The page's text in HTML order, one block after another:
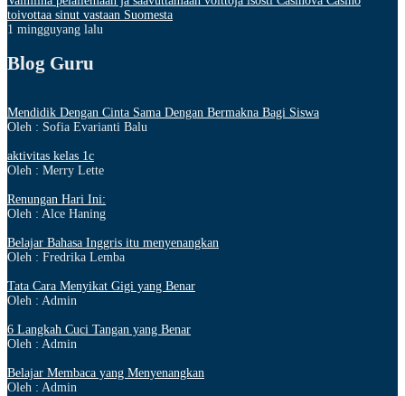
toivottaa sinut vastaan Suomesta
1 mingguyang lalu
Blog Guru
Mendidik Dengan Cinta Sama Dengan Bermakna Bagi Siswa
Oleh : Sofia Evarianti Balu
aktivitas kelas 1c
Oleh : Merry Lette
Renungan Hari Ini:
Oleh : Alce Haning
Belajar Bahasa Inggris itu menyenangkan
Oleh : Fredrika Lemba
Tata Cara Menyikat Gigi yang Benar
Oleh : Admin
6 Langkah Cuci Tangan yang Benar
Oleh : Admin
Belajar Membaca yang Menyenangkan
Oleh : Admin